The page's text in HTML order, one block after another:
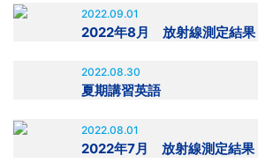
2022.09.01
2022年8月 放射線測定結果
2022.08.30
夏期講習英語
2022.08.01
2022年7月 放射線測定結果